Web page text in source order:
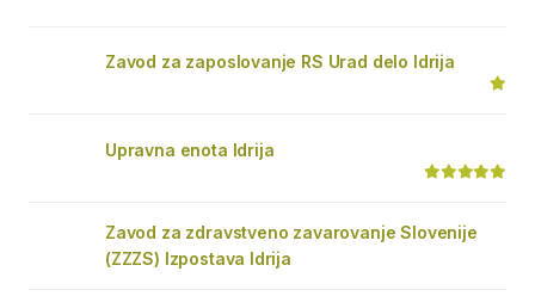
Zavod za zaposlovanje RS Urad delo Idrija
Upravna enota Idrija
Zavod za zdravstveno zavarovanje Slovenije
(ZZZS) Izpostava Idrija